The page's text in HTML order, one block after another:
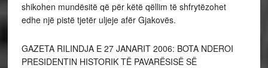
shikohen mundësitë që për këtë qëllim të shfrytëzohet
edhe një pistë tjetër uljeje afër Gjakovës.
GAZETA RILINDJA E 27 JANARIT 2006: BOTA NDEROI
PRESIDENTIN HISTORIK TË PAVARËSISË SË